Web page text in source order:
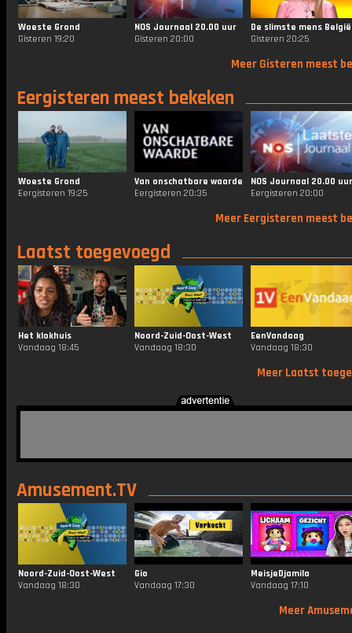
Woeste Grond
Gisteren 19:20
NOS Journaal 20.00 uur
Gisteren 20:00
De slimste mens België
Gisteren 20:25
Meer Gisteren meest
Eergisteren meest bekeken
Woeste Grond
Eergisteren 19:25
Van onschatbare waarde
Eergisteren 20:35
NOS Journaal 20.00 uur
Eergisteren 20:00
Meer Eergisteren meest
Laatst toegevoegd
Het klokhuis
Vandaag 18:45
Noord-Zuid-Oost-West
Vandaag 18:30
EenVandaag
Vandaag 18:30
Meer Laatst
Amusement.TV
Noord-Zuid-Oost-West
Vandaag 18:30
Gio
Vandaag 17:30
MeisjeDjamila
Vandaag 17:10
Meer